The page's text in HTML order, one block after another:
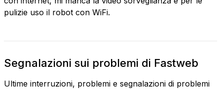
pulizie uso il robot con WiFi.
Segnalazioni sui problemi di Fastweb
Ultime interruzioni, problemi e segnalazioni di problemi